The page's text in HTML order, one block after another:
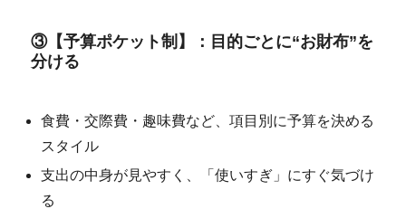
③【予算ポケット制】：目的ごとに“お財布”を
分ける
食費・交際費・趣味費など、項目別に予算を決める
スタイル
支出の中身が見やすく、「使いすぎ」にすぐ気づけ
る